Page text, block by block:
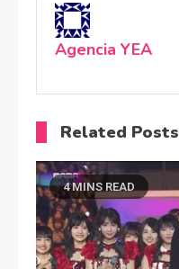
Agencia YEA
Related Posts
4 MINS READ